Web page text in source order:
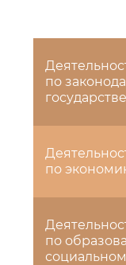
по
по
по